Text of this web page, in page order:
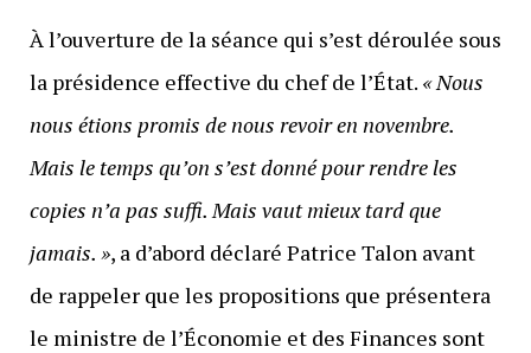
À l’ouverture de la séance qui s’est déroulée sous
la présidence effective du chef de l’État. «Nous
nous étions promis de nous revoir en novembre.
Mais le temps qu’on s’est donné pour rendre les
copies n’a pas suffi. Mais vaut mieux tard que
jamais. », a d’abord déclaré Patrice Talon avant
de rappeler que les propositions que présentera
le ministre de l’Économie et des Finances sont